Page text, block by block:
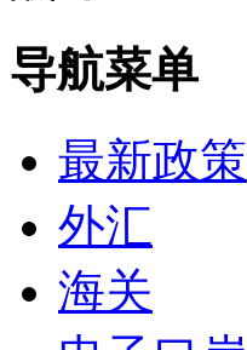
导航菜单
最新政策
外汇
海关